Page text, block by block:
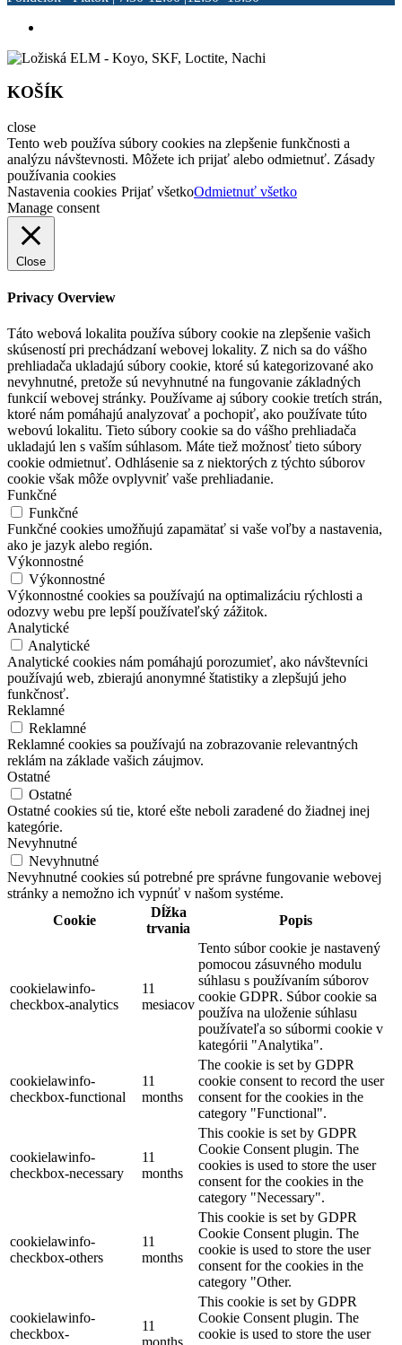
KOŠÍK
close
Tento web používa súbory cookies na zlepšenie funkčnosti a
analýzu návštevnosti. Môžete ich prijať alebo odmietnuť. Zásady
používania cookies
Nastavenia cookies Prijať všetkoOdmietnuť všetko
Manage consent
Close
Privacy Overview
Táto webová lokalita používa súbory cookie na zlepšenie vašich
skúseností pri prechádzaní webovej lokality. Z nich sa do vášho
prehliadača ukladajú súbory cookie, ktoré sú kategorizované ako
nevyhnutné, pretože sú nevyhnutné na fungovanie základných
funkcií webovej stránky. Používame aj súbory cookie tretích strán,
ktoré nám pomáhajú analyzovať a pochopiť, ako používate túto
webovú lokalitu. Tieto súbory cookie sa do vášho prehliadača
ukladajú len s vaším súhlasom. Máte tiež možnosť tieto súbory
cookie odmietnuť. Odhlásenie sa z niektorých z týchto súborov
cookie však môže ovplyvniť vaše prehliadanie.
Funkčné
Funkčné
Funkčné cookies umožňujú zapamätať si vaše voľby a nastavenia,
ako je jazyk alebo región.
Výkonnostné
Výkonnostné
Výkonnostné cookies sa používajú na optimalizáciu rýchlosti a
odozvy webu pre lepší používateľský zážitok.
Analytické
Analytické
Analytické cookies nám pomáhajú porozumieť, ako návštevníci
používajú web, zbierajú anonymné štatistiky a zlepšujú jeho
funkčnosť.
Reklamné
Reklamné
Reklamné cookies sa používajú na zobrazovanie relevantných
reklám na základe vašich záujmov.
Ostatné
Ostatné
Ostatné cookies sú tie, ktoré ešte neboli zaradené do žiadnej inej
kategórie.
Nevyhnutné
Nevyhnutné
Nevyhnutné cookies sú potrebné pre správne fungovanie webovej
stránky a nemožno ich vypnúť v našom systéme.
Cookie
Dĺžka
trvania
Popis
cookielawinfo-
checkbox-analytics
11
mesiacov
Tento súbor cookie je nastavený
pomocou zásuvného modulu
súhlasu s používaním súborov
cookie GDPR. Súbor cookie sa
používa na uloženie súhlasu
používateľa so súbormi cookie v
kategórii "Analytika".
cookielawinfo-
checkbox-functional
11
months
The cookie is set by GDPR
cookie consent to record the user
consent for the cookies in the
category "Functional".
cookielawinfo-
checkbox-necessary
11
months
This cookie is set by GDPR
Cookie Consent plugin. The
cookies is used to store the user
consent for the cookies in the
category "Necessary".
cookielawinfo-
checkbox-others
11
months
This cookie is set by GDPR
Cookie Consent plugin. The
cookie is used to store the user
consent for the cookies in the
category "Other.
cookielawinfo-
checkbox-
11
months
This cookie is set by GDPR
Cookie Consent plugin. The
cookie is used to store the user